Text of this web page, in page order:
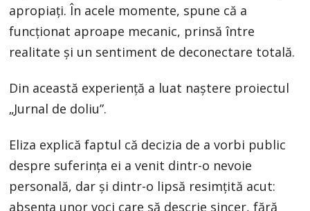
apropiați. În acele momente, spune că a
funcționat aproape mecanic, prinsă între
realitate și un sentiment de deconectare totală.
Din această experiență a luat naștere proiectul
„Jurnal de doliu”.
Eliza explică faptul că decizia de a vorbi public
despre suferința ei a venit dintr-o nevoie
personală, dar și dintr-o lipsă resimțită acut:
absența unor voci care să descrie sincer, fără